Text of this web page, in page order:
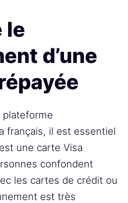
le
d’une
plateforme
français, il est essentiel
une carte Visa
confondent
les cartes de crédit ou
est très